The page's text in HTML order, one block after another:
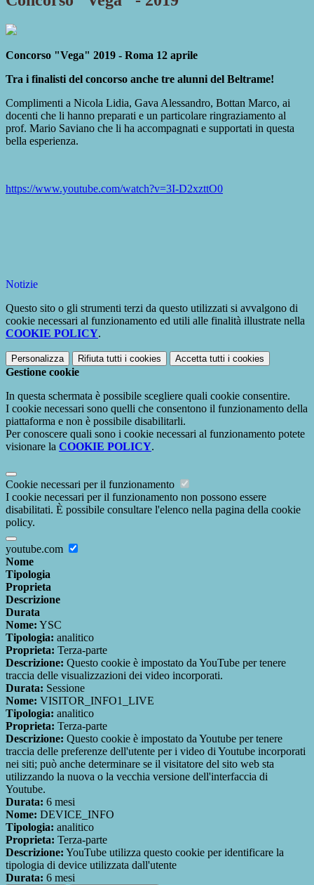
Concorso "Vega" 2019 - Roma 12 aprile
Tra i finalisti del concorso anche tre alunni del Beltrame!
Complimenti a Nicola Lidia, Gava Alessandro, Bottan Marco, ai
docenti che li hanno preparati e un particolare ringraziamento al
prof. Mario Saviano che li ha accompagnati e supportati in questa
bella esperienza.
https://www.youtube.com/watch?v=3I-D2xzttO0
Notizie
Questo sito o gli strumenti terzi da questo utilizzati si avvalgono di
cookie necessari al funzionamento ed utili alle finalità illustrate nella
COOKIE POLICY.
Personalizza Rifiuta tutti i cookies Accetta tutti i cookies
Gestione cookie
In questa schermata è possibile scegliere quali cookie consentire.
I cookie necessari sono quelli che consentono il funzionamento della
piattaforma e non è possibile disabilitarli.
Per conoscere quali sono i cookie necessari al funzionamento potete
visionare la COOKIE POLICY.
Cookie necessari per il funzionamento
I cookie necessari per il funzionamento non possono essere
disabilitati. È possibile consultare l'elenco nella pagina della cookie
policy.
youtube.com
Nome
Tipologia
Proprieta
Descrizione
Durata
Nome: YSC
Tipologia: analitico
Proprieta: Terza-parte
Descrizione: Questo cookie è impostato da YouTube per tenere
traccia delle visualizzazioni dei video incorporati.
Durata: Sessione
Nome: VISITOR_INFO1_LIVE
Tipologia: analitico
Proprieta: Terza-parte
Descrizione: Questo cookie è impostato da Youtube per tenere
traccia delle preferenze dell'utente per i video di Youtube incorporati
nei siti; può anche determinare se il visitatore del sito web sta
utilizzando la nuova o la vecchia versione dell'interfaccia di
Youtube.
Durata: 6 mesi
Nome: DEVICE_INFO
Tipologia: analitico
Proprieta: Terza-parte
Descrizione: YouTube utilizza questo cookie per identificare la
tipologia di device utilizzata dall'utente
Durata: 6 mesi